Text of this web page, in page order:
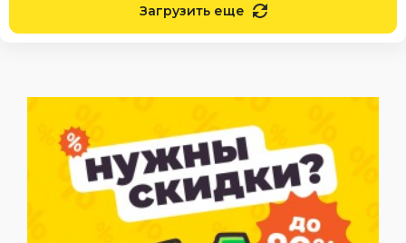
Загрузить еще